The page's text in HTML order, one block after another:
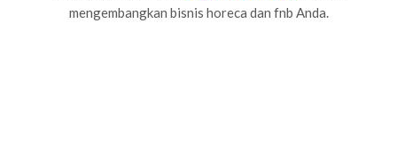
mengembangkan bisnis horeca dan fnb Anda.